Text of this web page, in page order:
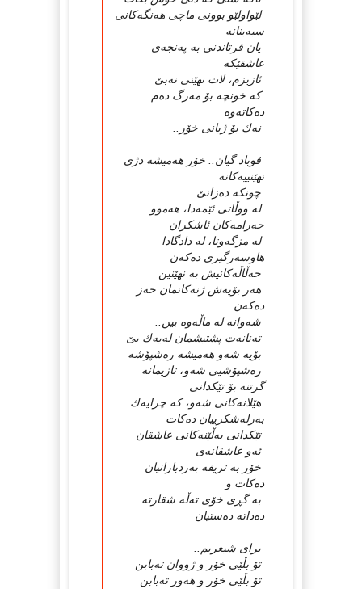
لێواولێو بوونی ماچی هەنگەكانی
سبەینانە
یان قرتاندنی بە پەنجەی
عاشقێكە
ئازیزم، لات نهێنی نەبێ
كە خونچە بۆ مەرگ دەم
دەكاتەوە
نەك بۆ ژیانی خۆر..
قوباد گیان.. خۆر هەمیشە دژی
نهێنییەكانە
چونكە دەزانێ
لە ووڵاتی ئێمەدا، هەموو
حەرامەكان ئاشكران
لە مزگەوتا، لە دادگادا
هاوسەرگیری دەكەن
حەڵاڵەكانیش بە نهێنین
هەر بۆیەش ژنەكانمان حەز
دەكەن
شەوانە لە ماڵەوە بین..
تەنانەت پشتیشمان لەیەك بێ
بۆیە شەو هەمیشە رەشپۆشە
رەشپۆشیی شەو، تازیمانە
گرتنە بۆ تێكدانی
هێلانەكانی شەو، كە چرایەك
بەرلەشكرییان دەكات
تێكدانی بەڵێنەكانی عاشقان
ئەو عاشقانەی
خۆر بە تریفە بەردبارانیان
دەكات و
بە گڕی خۆی تەڵە شقارتە
دەداتە دەستیان
برای شیعریم..
تۆ بڵێی خۆر و ژووان تەبابن
تۆ بڵێی خۆر و هەور تەبابن